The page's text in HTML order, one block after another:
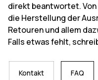
direkt beantwortet. Von
die Herstellung der
Retouren und allem
Falls etwas fehlt,
Kontakt FAQ